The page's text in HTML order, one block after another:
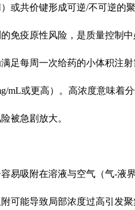
或共价键形成可逆/不可逆的
免疫原性风险，是质量控制中
足每周一次给药的小体积注
mL或更高）。高浓度意味着
被急剧放大。
易吸附在溶液与空气（气-液
可能导致局部浓度过高引发